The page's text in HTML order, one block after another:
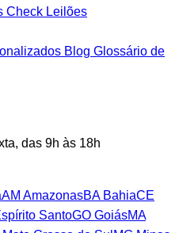
Check Leilões
Blog Glossário de
das 9h às 18h
AM AmazonasBABahiaCE
SantoGO GoiásMA